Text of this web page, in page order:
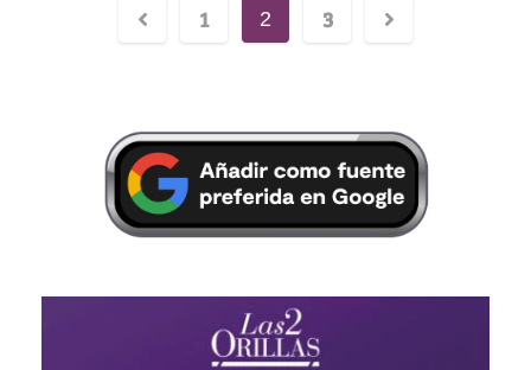
1 2 3